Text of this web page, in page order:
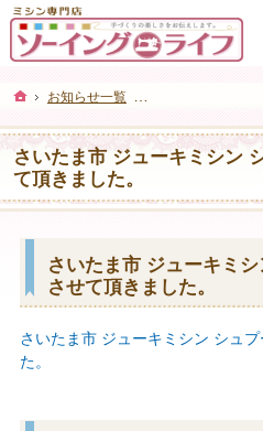
さいたま市 ジューキミシン
て頂きました。
さいたま市 ジューキミ
させて頂きました。
さいたま市 ジューキミシン シュ
た。
ホーム
お知らせ一覧